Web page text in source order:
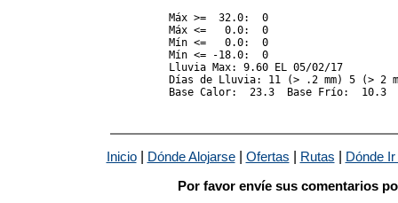
Máx >=  32.0:  0
Máx <=   0.0:  0
Mín <=   0.0:  0
Mín <= -18.0:  0
Lluvia Max: 9.60 EL 05/02/17
Días de Lluvia: 11 (> .2 mm) 5 (> 2
Inicio| Dónde Alojarse| Ofertas Rutas Dónde
Por favor envíe sus comentarios